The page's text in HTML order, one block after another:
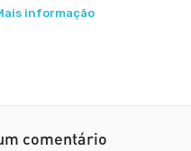
informação
comentário